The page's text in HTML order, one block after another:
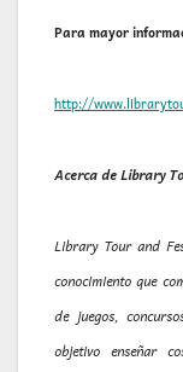
Para mayor
http://
Acerca de Library
Library Tour and
conocimiento que
de juegos,
objetivo enseñar